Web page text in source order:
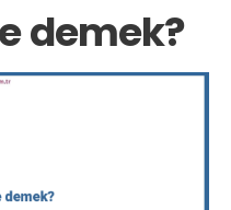
demek?